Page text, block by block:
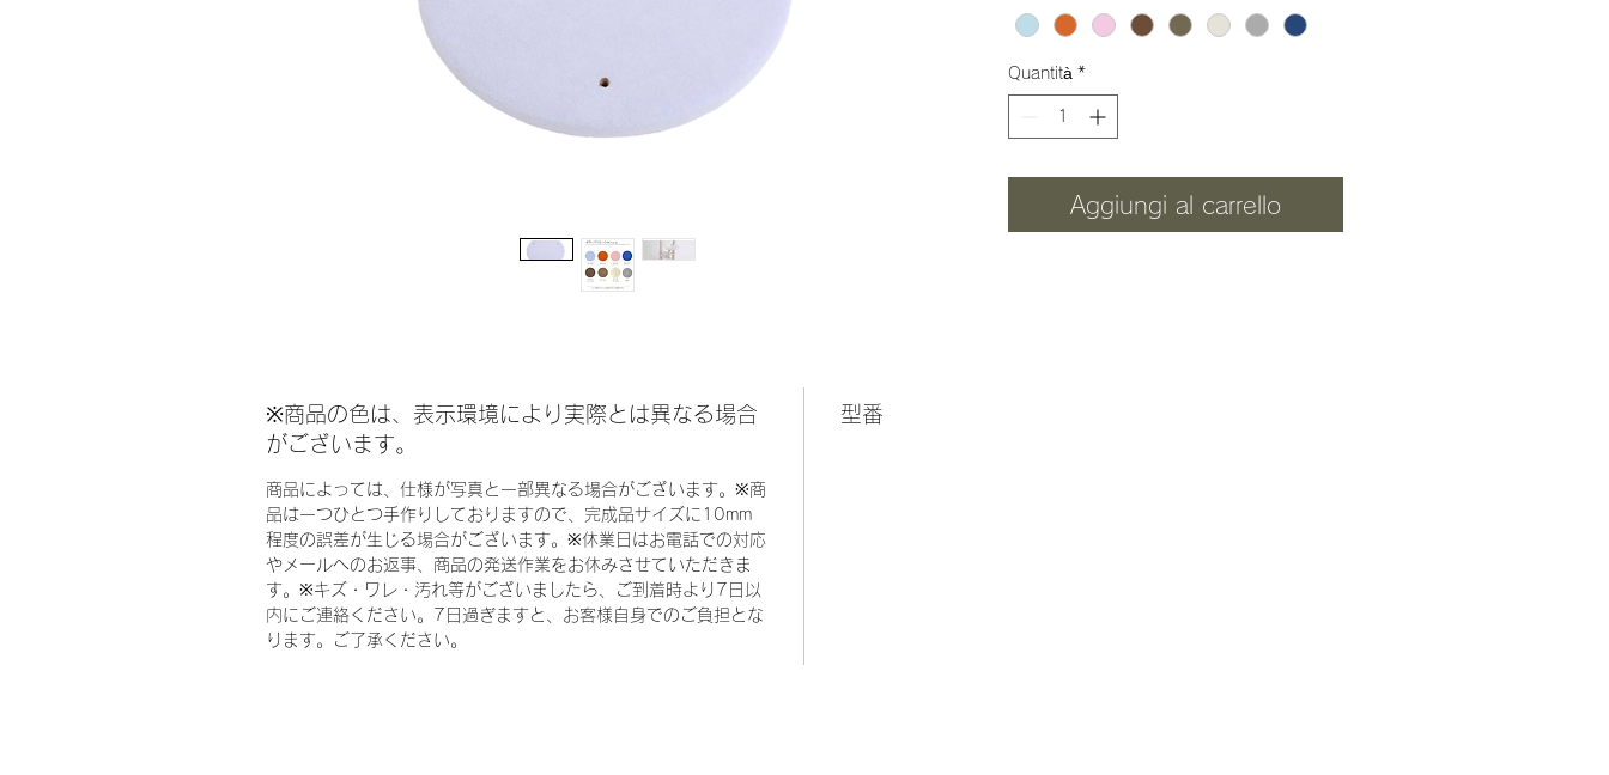
Quantità *
Aggiungi al carrello
※商品の色は、表示環境により実際とは異なる場合
がございます。
商品によっては、仕様が写真と一部異なる場合がございます。※商
品は一つひとつ手作りしておりますので、完成品サイズに10mm
程度の誤差が生じる場合がございます。※休業日はお電話での対応
やメールへのお返事、商品の発送作業をお休みさせていただきま
す。※キズ・ワレ・汚れ等がございましたら、ご到着時より7日以
内にご連絡ください。7日過ぎますと、お客様自身でのご負担とな
ります。ご了承ください。
型番